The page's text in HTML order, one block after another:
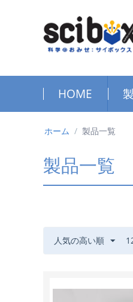
HOME
ホーム / 製品一覧
製品一覧
人気の高い順